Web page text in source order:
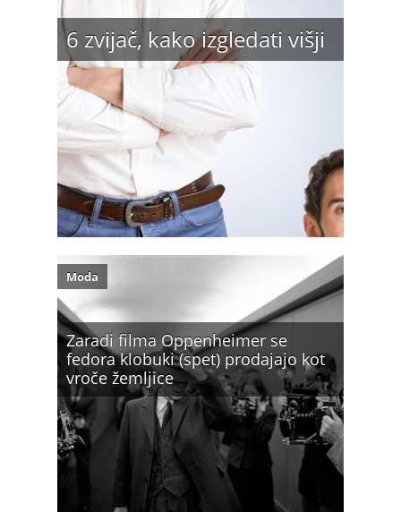
6 zvijač, kako izgledati višji
Zaradi filma Oppenheimer se
fedora klobuki (spet) prodajajo kot
vroče žemljice
Moda